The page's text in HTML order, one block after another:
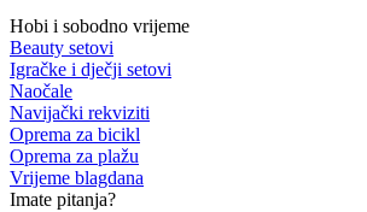
Hobi i sobodno vrijeme
Beauty setovi
Igračke i dječji setovi
Naočale
Navijački rekviziti
Oprema za bicikl
Oprema za plažu
Vrijeme blagdana
Imate pitanja?